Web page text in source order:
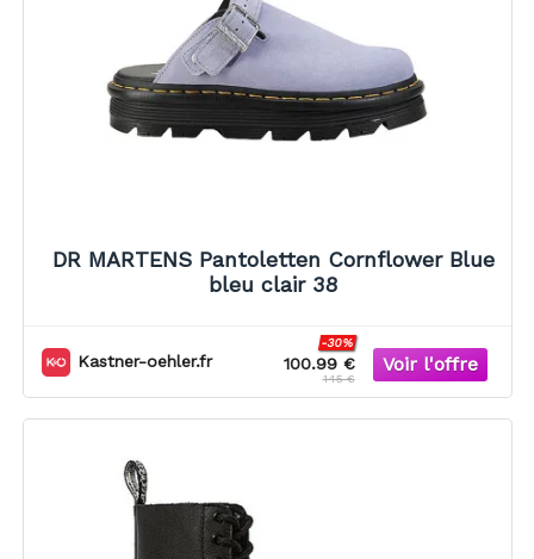
DR MARTENS Pantoletten Cornflower Blue
bleu clair 38
Kastner-oehler.fr 100.99 €
-30%
145 €